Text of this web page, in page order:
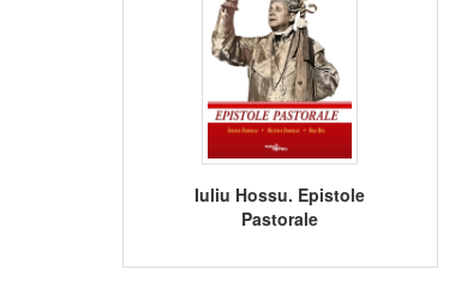
Iuliu Hossu. Epistole
Pastorale